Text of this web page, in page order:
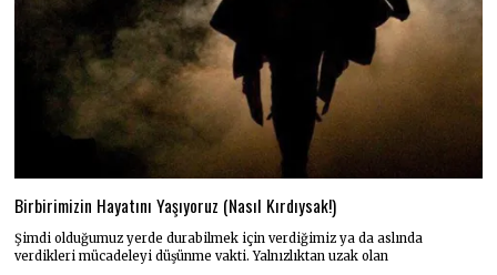
Birbirimizin Hayatını Yaşıyoruz (Nasıl Kırdıysak!)
Şimdi olduğumuz yerde durabilmek için verdiğimiz ya da aslında
verdikleri mücadeleyi düşünme vakti. Yalnızlıktan uzak olan